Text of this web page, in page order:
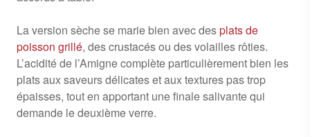
La version sèche se marie bien avec desplats de
poisson grillé, des crustacés ou des volailles rôties.
L’acidité de l’Amigne complète particulièrement bien les
plats aux saveurs délicates et aux textures pas trop
épaisses, tout en apportant une finale salivante qui
demande le deuxième verre.